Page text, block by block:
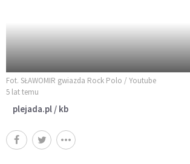
Fot. SŁAWOMIR gwiazda Rock Polo / Youtube
5 lat temu
plejada.pl / kb